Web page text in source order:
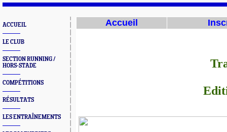
ACCUEIL
LE CLUB
SECTION RUNNING /
HORS-STADE
COMPÉTITIONS
RÉSULTATS
LES ENTRAÎNEMENTS
Accueil